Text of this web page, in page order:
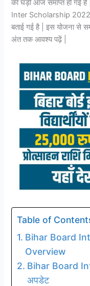
की घड़ी आज समाप्त हो गई
Inter Scholarship 2022 से
बताई गई है | इस योजना से
अंत तक आवश्य पढ़ें |
Table of
Bihar Board
Overview
Bihar Board
अपडेट